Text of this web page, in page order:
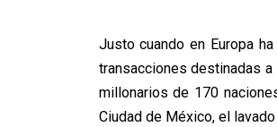
Justo cuando en Europa
transacciones destinadas
millonarios de 170
Ciudad de México, el